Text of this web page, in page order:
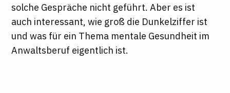
solche Gespräche nicht geführt. Aber es ist
auch interessant, wie groß die Dunkelziffer ist
und was für ein Thema mentale Gesundheit im
Anwaltsberuf eigentlich ist.